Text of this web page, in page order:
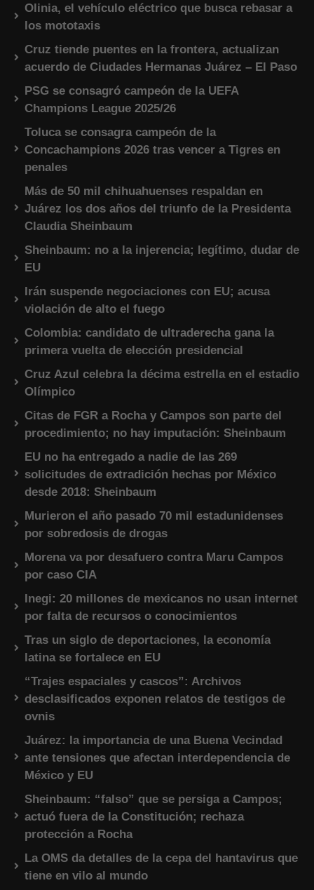
Olinia, el vehículo eléctrico que busca rebasar a
los mototaxis
Cruz tiende puentes en la frontera, actualizan
acuerdo de Ciudades Hermanas Juárez – El Paso
PSG se consagró campeón de la UEFA
Champions League 2025/26
Toluca se consagra campeón de la
Concachampions 2026 tras vencer a Tigres en
penales
Más de 50 mil chihuahuenses respaldan en
Juárez los dos años del triunfo de la Presidenta
Claudia Sheinbaum
Sheinbaum: no a la injerencia; legítimo, dudar de
EU
Irán suspende negociaciones con EU; acusa
violación de alto el fuego
Colombia: candidato de ultraderecha gana la
primera vuelta de elección presidencial
Cruz Azul celebra la décima estrella en el estadio
Olímpico
Citas de FGR a Rocha y Campos son parte del
procedimiento; no hay imputación: Sheinbaum
EU no ha entregado a nadie de las 269
solicitudes de extradición hechas por México
desde 2018: Sheinbaum
Murieron el año pasado 70 mil estadunidenses
por sobredosis de drogas
Morena va por desafuero contra Maru Campos
por caso CIA
Inegi: 20 millones de mexicanos no usan internet
por falta de recursos o conocimientos
Tras un siglo de deportaciones, la economía
latina se fortalece en EU
“Trajes espaciales y cascos”: Archivos
desclasificados exponen relatos de testigos de
ovnis
Juárez: la importancia de una Buena Vecindad
ante tensiones que afectan interdependencia de
México y EU
Sheinbaum: “falso” que se persiga a Campos;
actuó fuera de la Constitución; rechaza
protección a Rocha
La OMS da detalles de la cepa del hantavirus que
tiene en vilo al mundo